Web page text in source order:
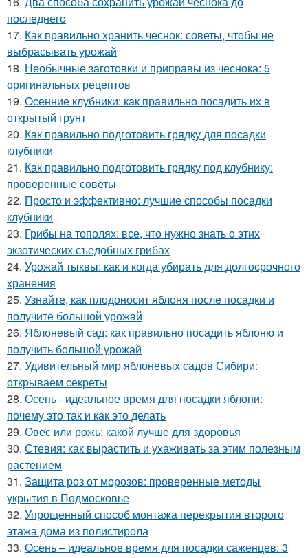
последнего
17. Как правильно хранить чеснок: советы, чтобы не
выбрасывать урожай
18. Необычные заготовки и приправы из чеснока: 5
оригинальных рецептов
19. Осенние клубники: как правильно посадить их в
открытый грунт
20. Как правильно подготовить грядку для посадки
клубники
21. Как правильно подготовить грядку под клубнику:
проверенные советы
22. Просто и эффективно: лучшие способы посадки
клубники
23. Грибы на тополях: все, что нужно знать о этих
экзотических съедобных грибах
24. Урожай тыквы: как и когда убирать для долгосрочного
хранения
25. Узнайте, как плодоносит яблоня после посадки и
получите большой урожай
26. Яблоневый сад: как правильно посадить яблоню и
получить большой урожай
27. Удивительный мир яблоневых садов Сибири:
открываем секреты
28. Осень - идеальное время для посадки яблони:
почему это так и как это делать
29. Овес или рожь: какой лучше для здоровья
30. Стевия: как вырастить и ухаживать за этим полезным
растением
31. Защита роз от морозов: проверенные методы
укрытия в Подмосковье
32. Упрощенный способ монтажа перекрытия второго
этажа дома из полистирола
33. Осень – идеальное время для посадки саженцев: 3